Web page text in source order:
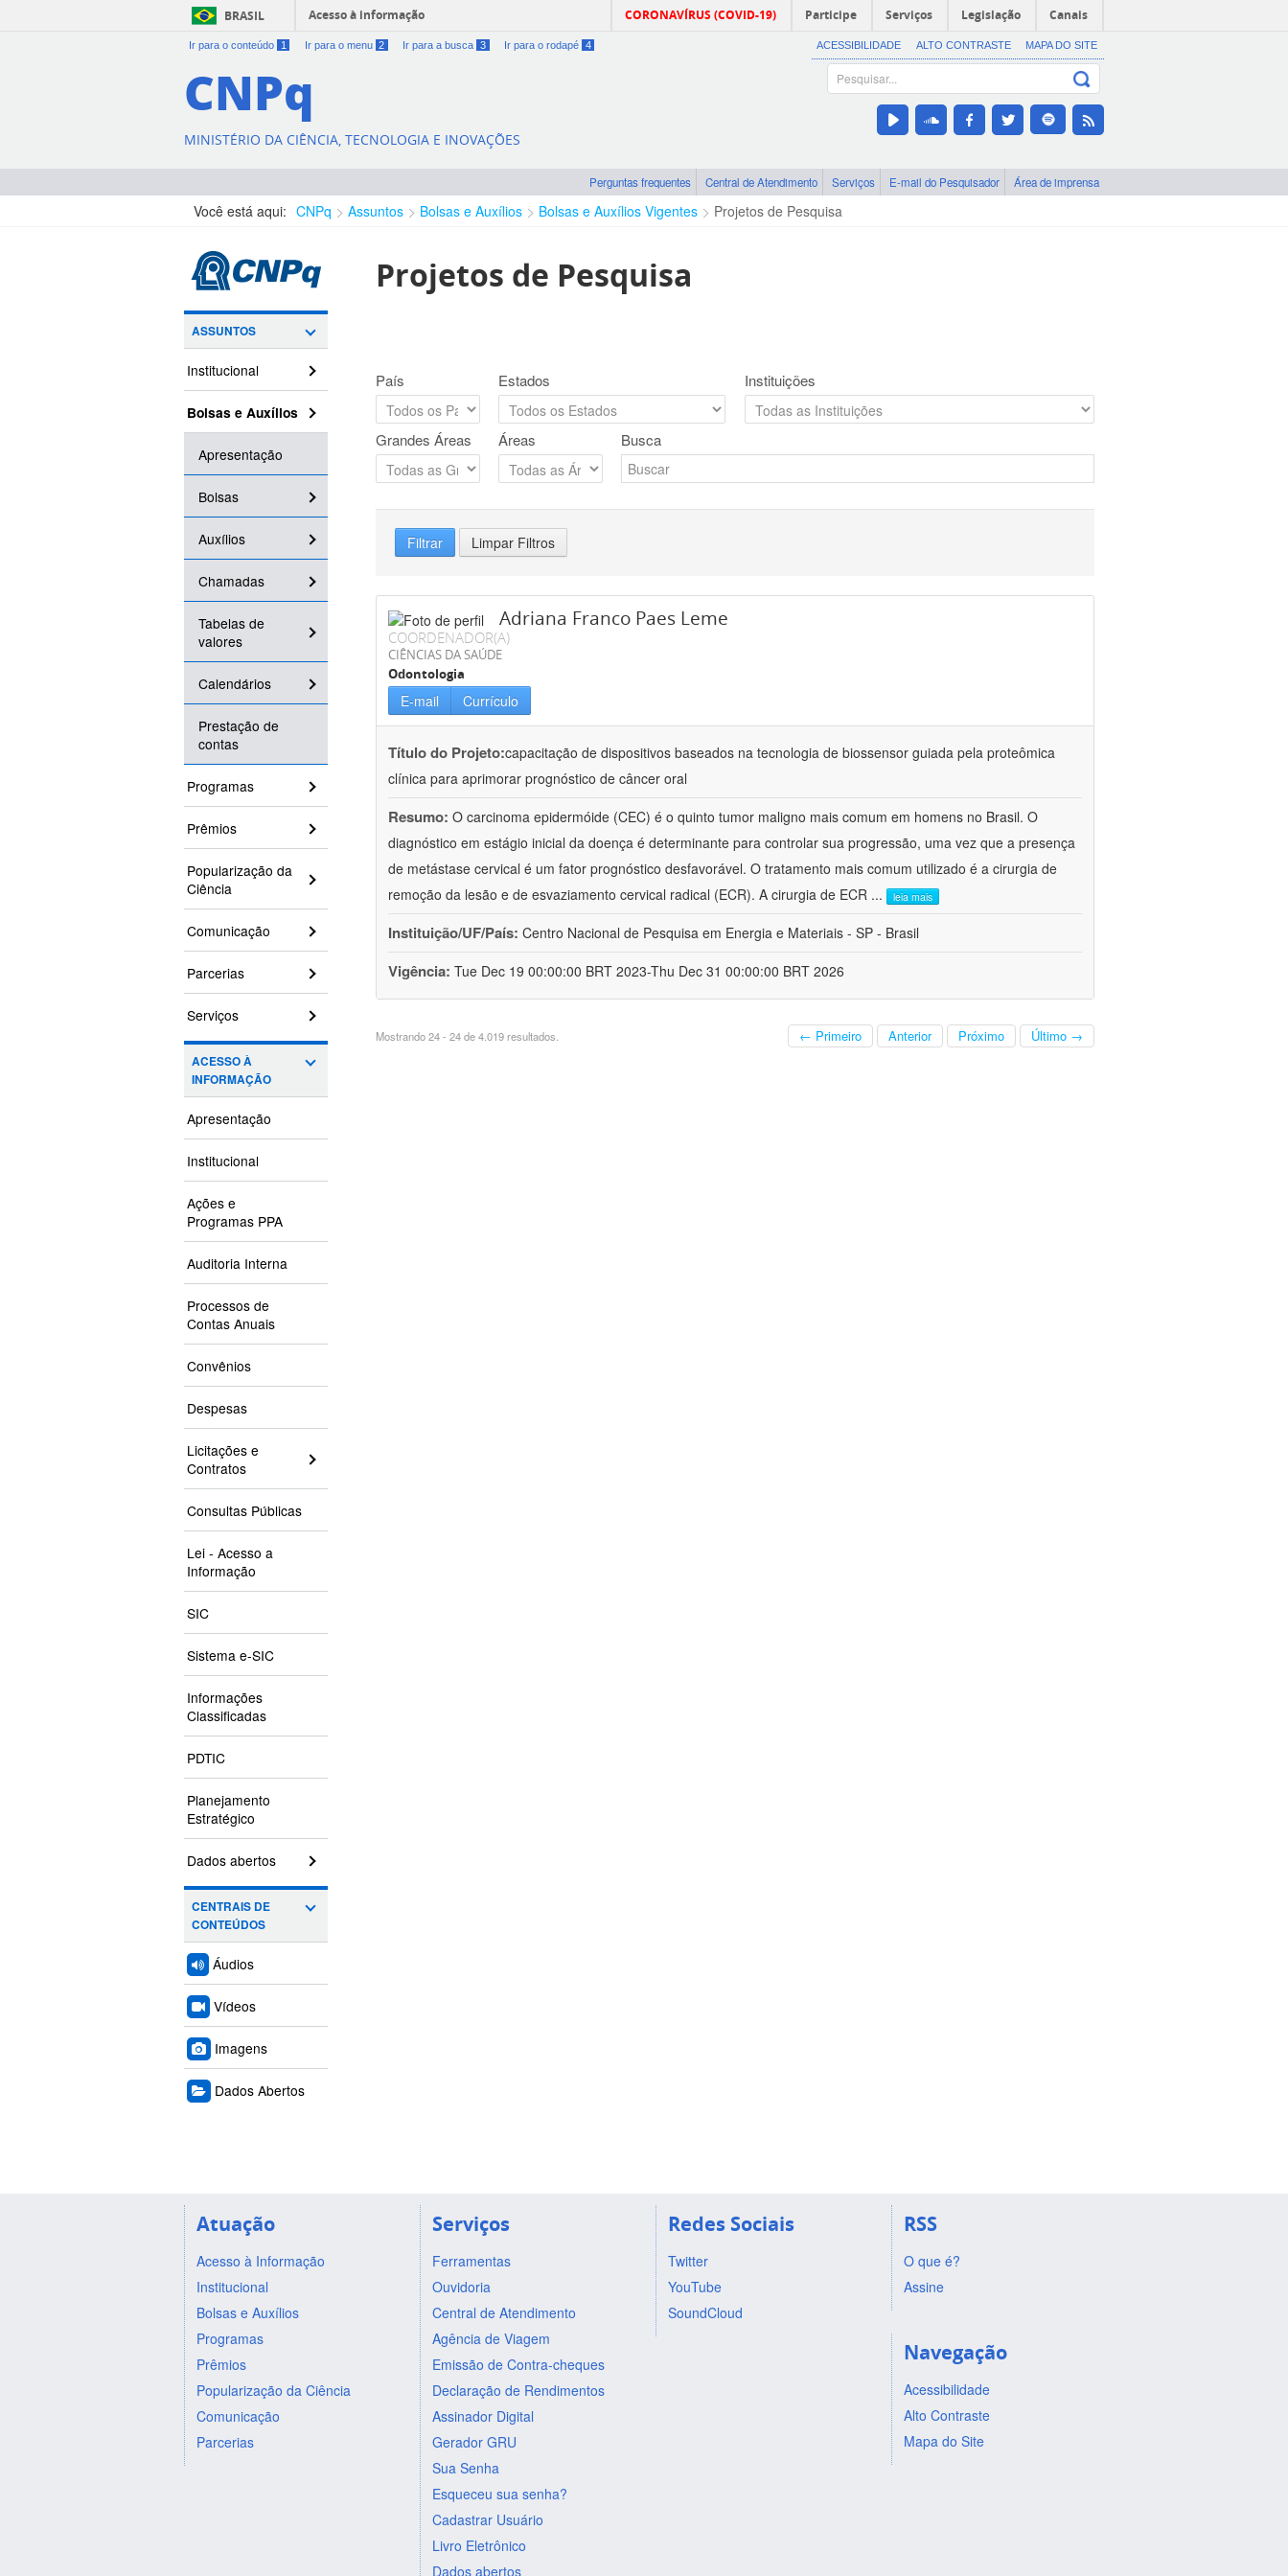
BRASIL Acesso à informação CORONAVÍRUS (COVID-19) Participe Serviços Legislação Canais
Ir para o conteúdo 1 Ir para o menu 2 Ir para a busca 3 Ir para o rodapé 4 ACESSIBILIDADE ALTO CONTRASTE MAPA DO SITE
CNPq
MINISTÉRIO DA CIÊNCIA, TECNOLOGIA E INOVAÇÕES
Perguntas frequentes Central de Atendimento Serviços E-mail do Pesquisador Área de imprensa
Você está aqui: CNPq Assuntos Bolsas e Auxílios Bolsas e Auxílios Vigentes Projetos de Pesquisa
ASSUNTOS
Institucional
Bolsas e Auxílios
Apresentação
Bolsas
Auxílios
Chamadas
Tabelas de
valores
Calendários
Prestação de
contas
Programas
Prêmios
Popularização da
Ciência
Comunicação
Parcerias
Serviços
ACESSO À
INFORMAÇÃO
Apresentação
Institucional
Ações e
Programas PPA
Auditoria Interna
Processos de
Contas Anuais
Convênios
Despesas
Licitações e
Contratos
Consultas Públicas
Lei - Acesso a
Informação
SIC
Sistema e-SIC
Informações
Classificadas
PDTIC
Planejamento
Estratégico
Dados abertos
CENTRAIS DE
CONTEÚDOS
Áudios
Vídeos
Imagens
Dados Abertos
Projetos de Pesquisa
País Estados Instituições
Grandes Áreas Áreas Busca
Filtrar Limpar Filtros
Adriana Franco Paes Leme
COORDENADOR(A)
CIÊNCIAS DA SAÚDE
Odontologia
E-mail Currículo
Título do Projeto:capacitação de dispositivos baseados na tecnologia de biossensor guiada pela proteômica
clínica para aprimorar prognóstico de câncer oral
Resumo: O carcinoma epidermóide (CEC) é o quinto tumor maligno mais comum em homens no Brasil. O
diagnóstico em estágio inicial da doença é determinante para controlar sua progressão, uma vez que a presença
de metástase cervical é um fator prognóstico desfavorável. O tratamento mais comum utilizado é a cirurgia de
remoção da lesão e de esvaziamento cervical radical (ECR). A cirurgia de ECR ... leia mais
Instituição/UF/País: Centro Nacional de Pesquisa em Energia e Materiais - SP - Brasil
Vigência: Tue Dec 19 00:00:00 BRT 2023-Thu Dec 31 00:00:00 BRT 2026
Mostrando 24 - 24 de 4.019 resultados. ← Primeiro Anterior Próximo Último →
Atuação
Acesso à Informação
Institucional
Bolsas e Auxílios
Programas
Prêmios
Popularização da Ciência
Comunicação
Parcerias
Serviços
Ferramentas
Ouvidoria
Central de Atendimento
Agência de Viagem
Emissão de Contra-cheques
Declaração de Rendimentos
Assinador Digital
Gerador GRU
Sua Senha
Esqueceu sua senha?
Cadastrar Usuário
Livro Eletrônico
Dados abertos
Redes Sociais
Twitter
YouTube
SoundCloud
RSS
O que é?
Assine
Navegação
Acessibilidade
Alto Contraste
Mapa do Site